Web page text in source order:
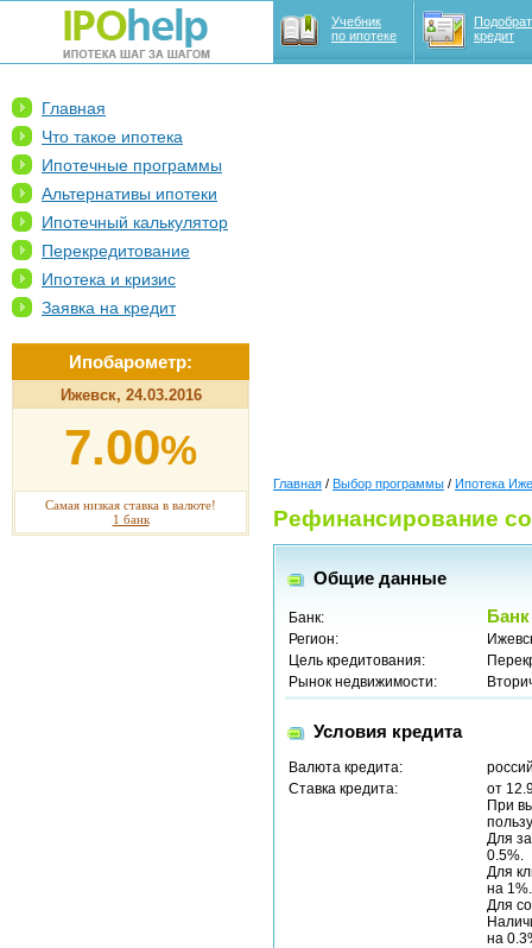
Учебник
по ипотеке
кредит
Главная
Что такое ипотека
Ипотечные программы
Альтернативы ипотеки
Ипотечный калькулятор
Перекредитование
Ипотека и кризис
Заявка на кредит
Ипобарометр:
Ижевск, 24.03.2016
7.00%
Самая низкая ставка в валюте!
1 банк
Главная / Выбор программы / Ипотека
Рефинансирование
Общие данные
Банк:
Регион:
Цель кредитования:
Рынок недвижимости:
Условия кредита
Валюта кредита:
Ставка кредита:
от
При
Для
0.5%.
Для
на 1%.
Для
на